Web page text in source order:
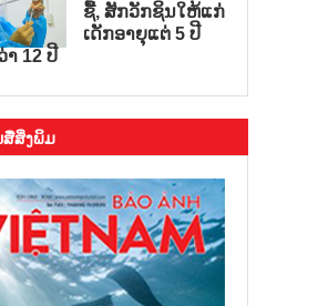
ຊື້, ສັກວັກຊິນໃຫ້ແກ່
ເດັກອາຍຸແຕ່ 5 ປີ
າ 12 ປີ
ສື່ສິ່ງພິມ